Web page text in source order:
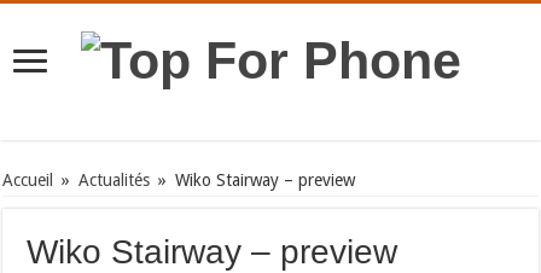
Accueil » Actualités » Wiko Stairway – preview
Wiko Stairway – preview